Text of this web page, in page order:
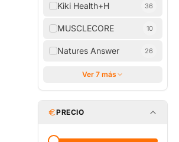
Kiki Health+H 36
MUSCLECORE 10
Natures Answer 26
Ver 7 más
PRECIO